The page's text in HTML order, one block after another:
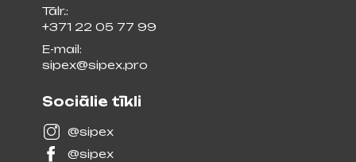
Tālr.:
+371 22 05 77 99
E-mail:
sipex@sipex.pro
Sociālie tīkli
@sipex
@sipex